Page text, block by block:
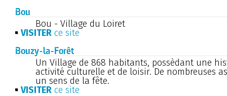
Bou
Bou - Village du Loiret
VISITER ce site
Bouzy-la-Forêt
Un Village de 868 habitants, possèdant une
activité culturelle et de loisir. De nombreuses
un sens de la fête.
VISITER ce site